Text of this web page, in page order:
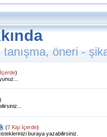
tanışma, öneri -
)
(7 Kişi İçerde)
buraya yazabilirsiniz.